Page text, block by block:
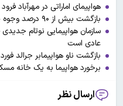
هواپیمای اماراتی در مهر‌آباد
بازگشت بیش از ۹۰ درصد وجوه پروازهای کنسلی به حساب مسافران
سازمان هواپیمایی نوتام
عادی است
بازگشت ناو هواپیمابر جرالد فورد به
برخورد هواپیما به یک خانه
ارسال نظر